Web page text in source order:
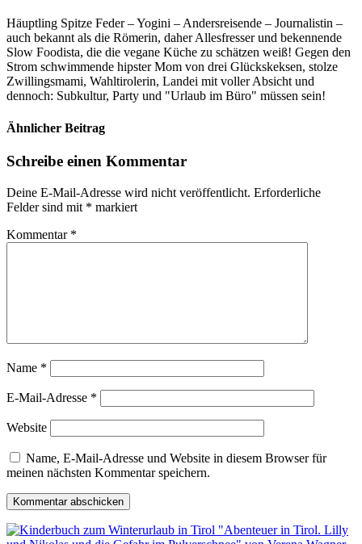
Häuptling Spitze Feder – Yogini – Andersreisende – Journalistin –
auch bekannt als die Römerin, daher Allesfresser und bekennende
Slow Foodista, die die vegane Küche zu schätzen weiß! Gegen den
Strom schwimmende hipster Mom von drei Glückskeksen, stolze
Zwillingsmami, Wahltirolerin, Landei mit voller Absicht und
dennoch: Subkultur, Party und "Urlaub im Büro" müssen sein!
Ähnlicher Beitrag
Schreibe einen Kommentar
Deine E-Mail-Adresse wird nicht veröffentlicht. Erforderliche
Felder sind mit * markiert
Kommentar *
Name *
E-Mail-Adresse *
Website
Name, E-Mail-Adresse und Website in diesem Browser für
meinen nächsten Kommentar speichern.